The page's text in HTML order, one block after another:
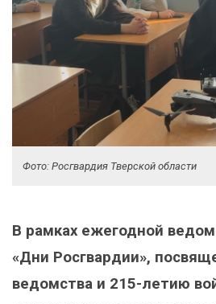
Фото: Росгвардия Тверской области
В рамках ежегодной
«Дни Росгвардии»,
ведомства и 215-летию